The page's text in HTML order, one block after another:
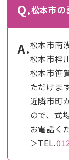
Q.松本市の
A.松本市南
松本市梓
松本市笹
ただけます
近隣市町
ので、式
お電話く
＞TEL.